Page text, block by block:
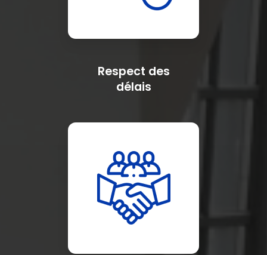
Respect des
délais